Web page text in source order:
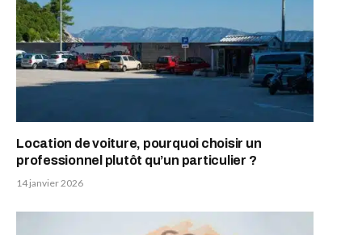
Location de voiture, pourquoi choisir un
professionnel plutôt qu’un particulier ?
14 janvier 2026